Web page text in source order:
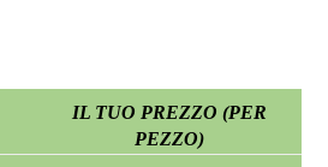
IL TUO PREZZO (PER
PEZZO)